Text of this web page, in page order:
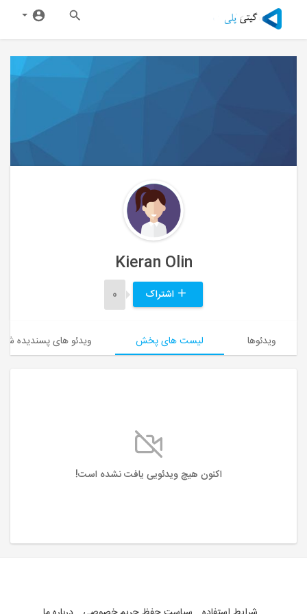
Kieran Olin
اشتراک 0
ویدئوها لیست های پخش ویدئو های پسندیده
اکنون هیچ ویدئویی یافت نشده است!